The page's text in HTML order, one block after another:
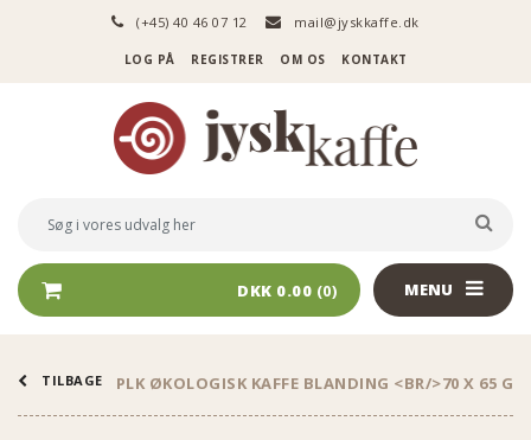
(+45) 40 46 07 12 mail@jyskkaffe.dk
LOG PÅ REGISTRER OM OS KONTAKT
udvalg
her
SØG
DKK 0.00 (0) MENU
TILBAGE PLK ØKOLOGISK KAFFE BLANDING <BR/>70 X 65 G